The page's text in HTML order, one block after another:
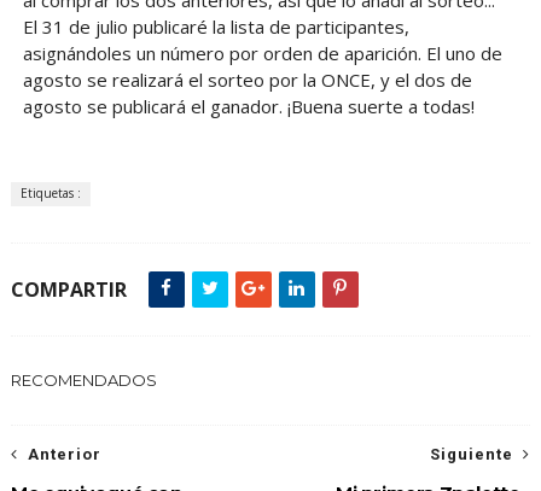
El 31 de julio publicaré la lista de participantes,
asignándoles un número por orden de aparición. El uno de
agosto se realizará el sorteo por la ONCE, y el dos de
agosto se publicará el ganador. ¡Buena suerte a todas!
Etiquetas :
COMPARTIR
RECOMENDADOS
Siguiente
Anterior